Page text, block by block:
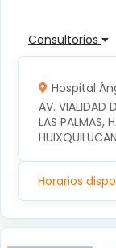
Consultorios
Hospital
AV. VIALIDAD
LAS PALMAS,
HUIXQUILUCAN
Horarios